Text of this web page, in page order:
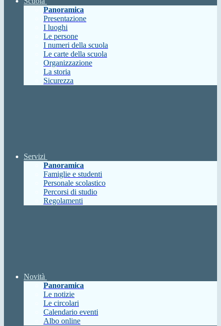
Panoramica
Presentazione
I luoghi
Le persone
I numeri della scuola
Le carte della scuola
Organizzazione
La storia
Sicurezza
Servizi
Panoramica
Famiglie e studenti
Personale scolastico
Percorsi di studio
Regolamenti
Novità
Panoramica
Le notizie
Le circolari
Calendario eventi
Albo online